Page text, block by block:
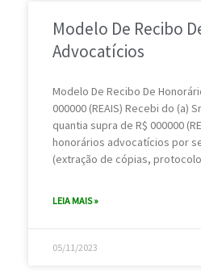
Modelo De Recibo
Advocatícios
Modelo De Recibo De
000000 (REAIS) Recebi do (a)
quantia supra de R$ 000000
honorários advocatícios por
(extração de cópias,
LEIA MAIS »
05/11/2023